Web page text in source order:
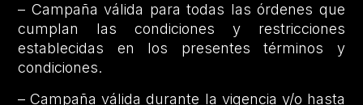
– Campaña válida para todas las órdenes que
cumplan las condiciones y restricciones
establecidas en los presentes términos y
condiciones.
– Campaña válida durante la vigencia y/o hasta